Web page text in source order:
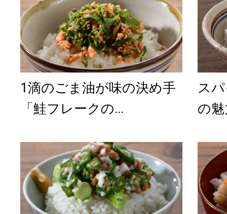
1滴のごま油が味の決め手
「鮭フレークの...
ス
の